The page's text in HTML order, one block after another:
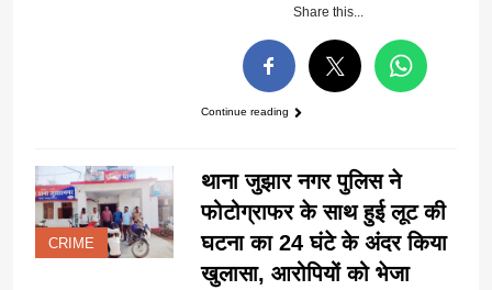
Share this...
Continue reading
CRIME
थाना जुझार नगर पुलिस ने
फोटोग्राफर के साथ हुई लूट की
घटना का 24 घंटे के अंदर किया
खुलासा, आरोपियों को भेजा